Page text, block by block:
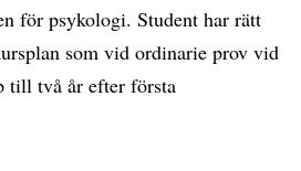
för psykologi. Student har rätt
som vid ordinarie prov vid
till två år efter första